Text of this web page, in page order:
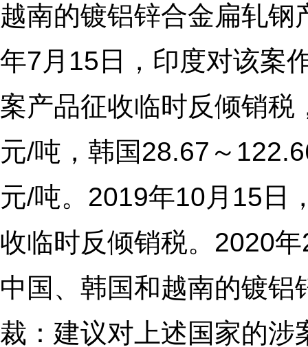
越南的镀铝锌合金扁轧
年7月15日，印度对该案
案产品征收临时反倾销
元/吨，韩国28.67～
元/吨。2019年10月15日
收临时反倾销税。2020
中国、韩国和越南的镀
裁：建议对上述国家的